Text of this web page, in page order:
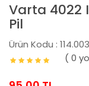
Varta 4022
Pil
Ürün Kodu :
( 0